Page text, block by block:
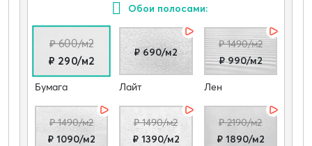
Обои полосами:
₽ 600/м2
₽ 290/м2
Бумага
₽ 690/м2
Лайт
₽ 1490/м2
₽ 990/м2
Лен
₽ 1490/м2
₽ 1090/м2
₽ 1490/м2
₽ 1390/м2
₽ 2190/м2
₽ 1890/м2